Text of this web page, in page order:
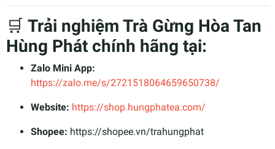
🛒 Trải nghiệm Trà Gừng Hòa Tan
Hùng Phát chính hãng tại:
Zalo Mini App:
https://zalo.me/s/2721518064659650738/
Website: https://shop.hungphatea.com/
Shopee: https://shopee.vn/trahungphat